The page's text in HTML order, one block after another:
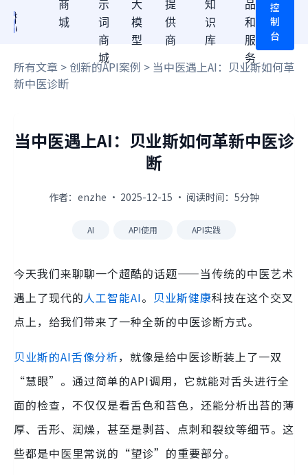
商
城
示
词
商
城
大
模
型
提
供
商
知
识
库
品
和
服
务
控
制
台
所有文章 > 创新的API案例 > 当中医遇上AI：贝业斯如何革
新中医诊断
当中医遇上AI：贝业斯如何革新中医诊
断
作者：enzhe · 2025-12-15 · 阅读时间：5分钟
AI API使用 API实践
今天我们来聊聊一个超酷的话题——当传统的中医艺术
遇上了现代的人工智能AI。 贝业斯健康科技在这个交叉
点上，给我们带来了一种全新的中医诊断方式。
贝业斯的AI舌像分析，就像是给中医诊断装上了一双
“慧眼”。通过简单的API调用，它就能对舌头进行全
面的检查，不仅仅是看舌色和苔色，还能分析出苔的薄
厚、舌形、润燥，甚至是剥苔、点刺和裂纹等细节。这
些都是中医里常说的“望诊”的重要部分。